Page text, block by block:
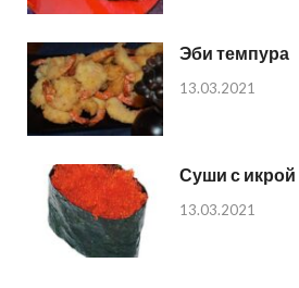
Эби темпура
13.03.2021
Суши с икрой
13.03.2021